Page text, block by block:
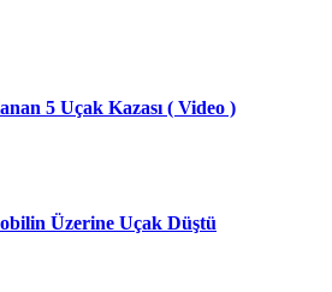
5 Uçak Kazası ( Video )
Üzerine Uçak Düştü